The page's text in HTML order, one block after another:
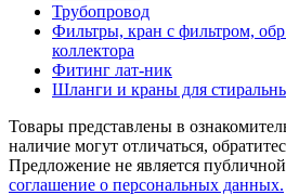
Трубопровод
Фильтры, кран с фильтром,
коллектора
Фитинг лат-ник
Шланги и краны для
Товары представлены в
наличие могут отличаться,
Предложение не является
соглашение о персональных данных.